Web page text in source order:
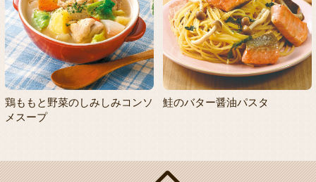
鶏ももと野菜のしみしみコンソ
メスープ
鮭のバター醤油パスタ